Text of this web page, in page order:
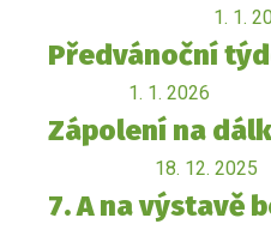
1. 1.
Předvánoční
1. 1. 2026
Zápolení na
18. 12. 2025
7. A na výstavě